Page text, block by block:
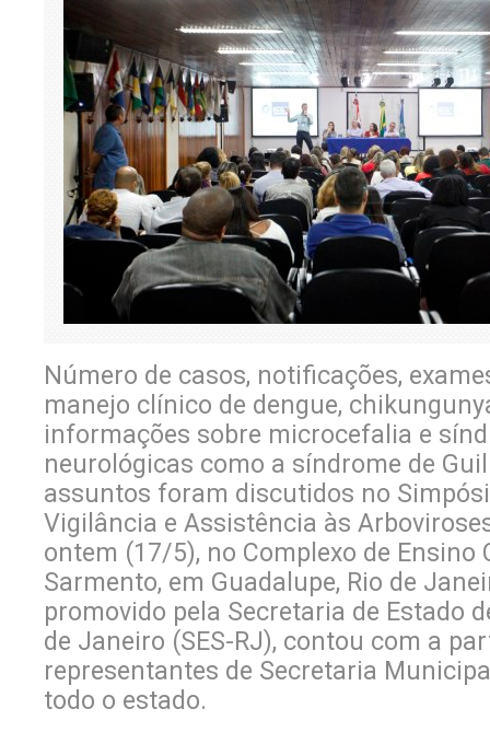
Número de casos, notificações,
manejo clínico de dengue,
informações sobre microcefalia e
neurológicas como a síndrome de
assuntos foram discutidos no
Vigilância e Assistência às
ontem (17/5), no Complexo de Ensino
Sarmento, em Guadalupe, Rio de
promovido pela Secretaria de Estado
de Janeiro (SES-RJ), contou com a
representantes de Secretaria
todo o estado.